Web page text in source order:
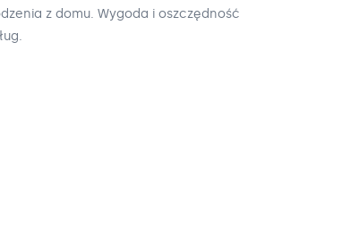
z domu. Wygoda i oszczędność